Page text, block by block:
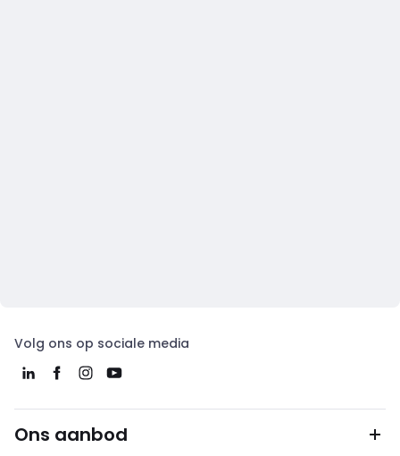
Volg ons op sociale media
Ons aanbod